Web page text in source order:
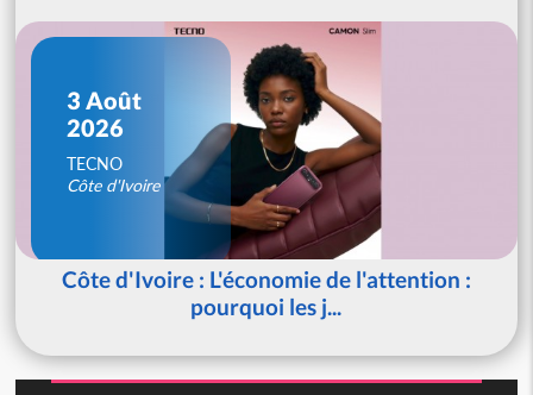
3 Août
2026
TECNO
Côte d'Ivoire
Côte d'Ivoire : L'économie de l'attention :
pourquoi les j...